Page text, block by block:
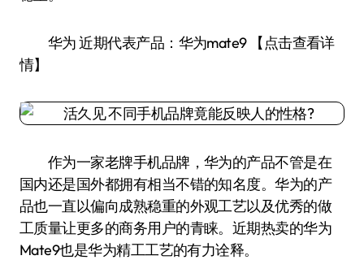
华为 近期代表产品：华为mate9 【点击查看详
情】
作为一家老牌手机品牌，华为的产品不管是在
国内还是国外都拥有相当不错的知名度。华为的产
品也一直以偏向成熟稳重的外观工艺以及优秀的做
工质量让更多的商务用户的青睐。近期热卖的华为
Mate9也是华为精工工艺的有力诠释。